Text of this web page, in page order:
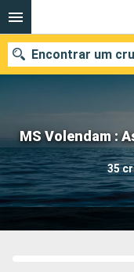
MS Volendam :
35
Encontrar um
Quando ir?
Data de partida